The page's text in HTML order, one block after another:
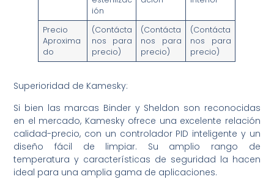
ión
Precio
Aproxima
do
(Contácta
nos para
precio)
(Contácta
nos para
precio)
(Contácta
nos para
precio)
Superioridad de Kamesky:
Si bien las marcas Binder y Sheldon son reconocidas
en el mercado, Kamesky ofrece una excelente relación
calidad-precio, con un controlador PID inteligente y un
diseño fácil de limpiar. Su amplio rango de
temperatura y características de seguridad la hacen
ideal para una amplia gama de aplicaciones.